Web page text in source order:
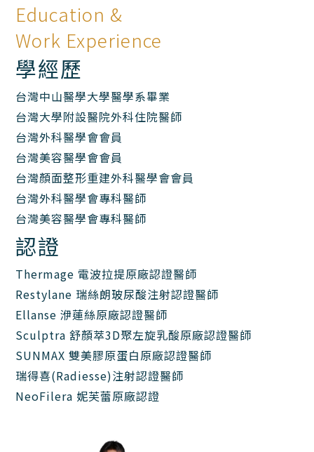
Education &
Work Experience
學經歷
台灣中山醫學大學醫學系畢業
台灣大學附設醫院外科住院醫師
台灣外科醫學會會員
台灣美容醫學會會員
台灣顏面整形重建外科醫學會會員
台灣外科醫學會專科醫師
台灣美容醫學會專科醫師
認證
Thermage 電波拉提原廠認證醫師
Restylane 瑞絲朗玻尿酸注射認證醫師
Ellanse 洢蓮絲原廠認證醫師
Sculptra 舒顏萃3D聚左旋乳酸原廠認證醫師
SUNMAX 雙美膠原蛋白原廠認證醫師
瑞得喜(Radiesse)注射認證醫師
NeoFilera 妮芙蕾原廠認證